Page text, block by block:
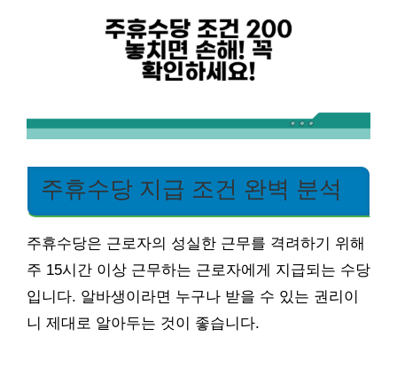
주휴수당 지급 조건 완벽 분석
주휴수당은 근로자의 성실한 근무를 격려하기 위해
주 15시간 이상 근무하는 근로자에게 지급되는 수당
입니다. 알바생이라면 누구나 받을 수 있는 권리이
니 제대로 알아두는 것이 좋습니다.